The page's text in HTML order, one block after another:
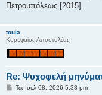
Πετρουπόλεως [2015].
toula
Κορυφαίος Αποστολέας
Re: Ψυχοφελή
ΔΤετ Ιούλ 08, 2026 5:38 pm